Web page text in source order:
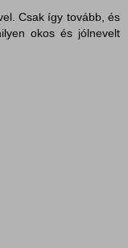
Csak így tovább, és
okos és jólnevelt